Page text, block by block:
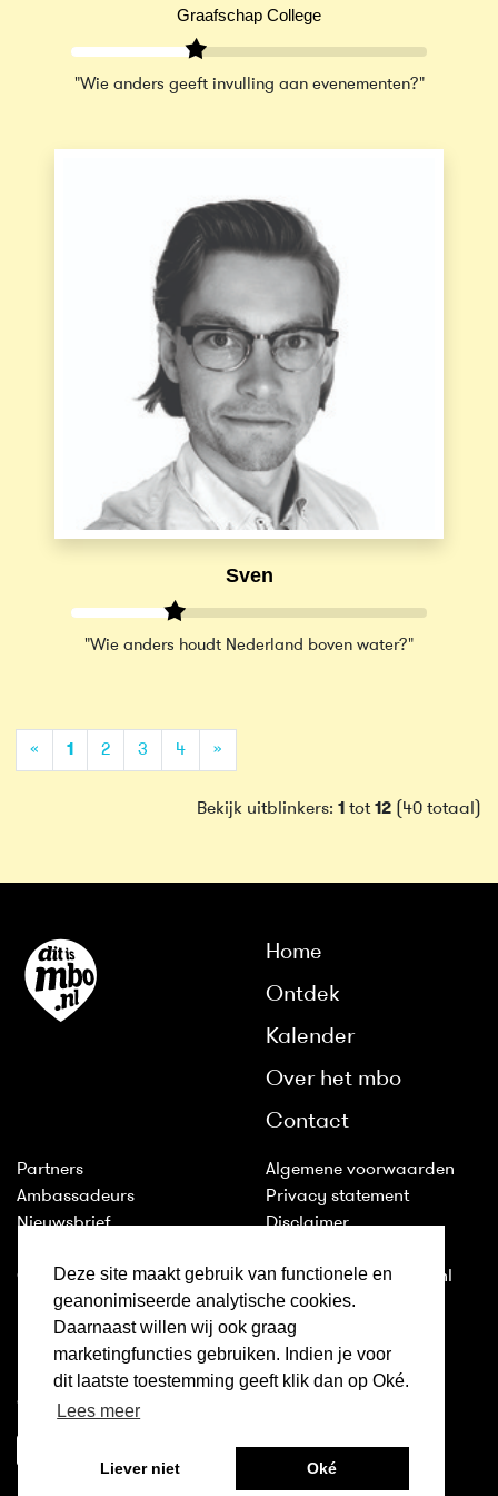
Deze site maakt gebruik van functionele en
geanonimiseerde analytische cookies.
Daarnaast willen wij ook graag
marketingfuncties gebruiken. Indien je voor
dit laatste toestemming geeft klik dan op Oké.
Lees meer
Liever niet Oké
Graafschap College
"Wie anders geeft invulling aan evenementen?"
Sven
"Wie anders houdt Nederland boven water?"
« 1 (current)
2 3 4 »
Bekijk uitblinkers: 1 tot12 (40 totaal)
Home
Ontdek
Kalender
Over het mbo
Contact
Partners
Ambassadeurs
Nieuwsbrief
Colofon
Algemene voorwaarden
Privacy statement
Disclaimer
2011-2026 © ditismbo.nl
Inloggen
Ditismbo.nl is ook te volgen
op: